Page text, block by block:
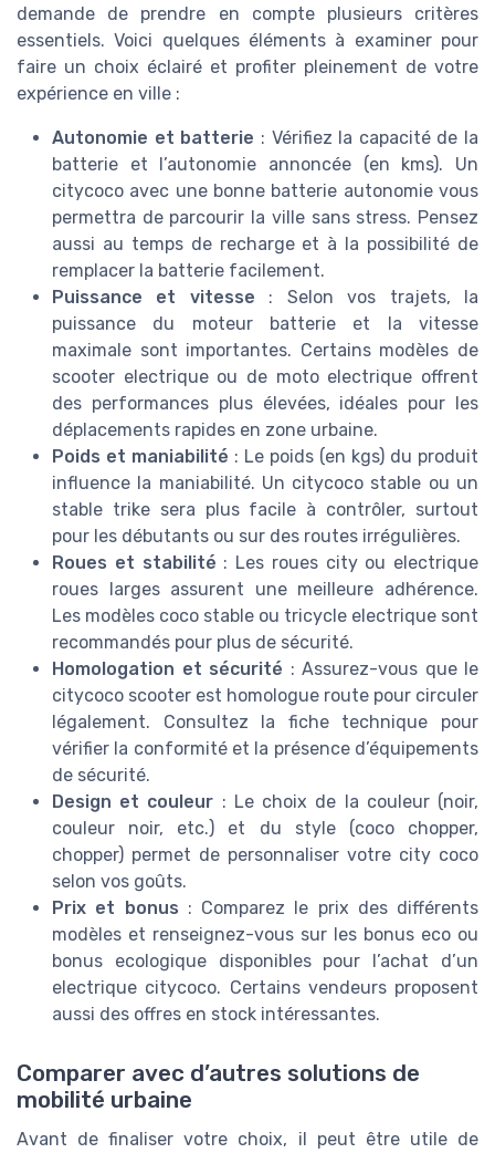
demande de prendre en compte plusieurs critères
essentiels. Voici quelques éléments à examiner pour
faire un choix éclairé et profiter pleinement de votre
expérience en ville :
Autonomie et batterie : Vérifiez la capacité de la
batterie et l’autonomie annoncée (en kms). Un
citycoco avec une bonne batterie autonomie vous
permettra de parcourir la ville sans stress. Pensez
aussi au temps de recharge et à la possibilité de
remplacer la batterie facilement.
Puissance et vitesse : Selon vos trajets, la
puissance du moteur batterie et la vitesse
maximale sont importantes. Certains modèles de
scooter electrique ou de moto electrique offrent
des performances plus élevées, idéales pour les
déplacements rapides en zone urbaine.
Poids et maniabilité : Le poids (en kgs) du produit
influence la maniabilité. Un citycoco stable ou un
stable trike sera plus facile à contrôler, surtout
pour les débutants ou sur des routes irrégulières.
Roues et stabilité : Les roues city ou electrique
roues larges assurent une meilleure adhérence.
Les modèles coco stable ou tricycle electrique sont
recommandés pour plus de sécurité.
Homologation et sécurité : Assurez-vous que le
citycoco scooter est homologue route pour circuler
légalement. Consultez la fiche technique pour
vérifier la conformité et la présence d’équipements
de sécurité.
Design et couleur : Le choix de la couleur (noir,
couleur noir, etc.) et du style (coco chopper,
chopper) permet de personnaliser votre city coco
selon vos goûts.
Prix et bonus : Comparez le prix des différents
modèles et renseignez-vous sur les bonus eco ou
bonus ecologique disponibles pour l’achat d’un
electrique citycoco. Certains vendeurs proposent
aussi des offres en stock intéressantes.
Comparer avec d’autres solutions de
mobilité urbaine
Avant de finaliser votre choix, il peut être utile de